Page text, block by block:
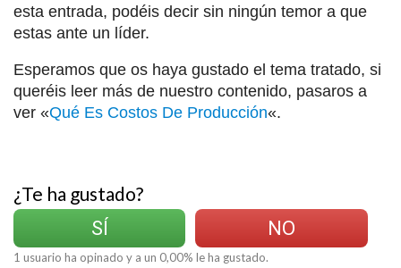
esta entrada, podéis decir sin ningún temor a que
estas ante un líder.
Esperamos que os haya gustado el tema tratado, si
queréis leer más de nuestro contenido, pasaros a
ver «Qué Es Costos De Producción«.
¿Te ha gustado?
SÍ
NO
1 usuario ha opinado y a un 0,00% le ha gustado.